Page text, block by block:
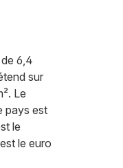
6,4
sur
Le
pays est
le
le euro